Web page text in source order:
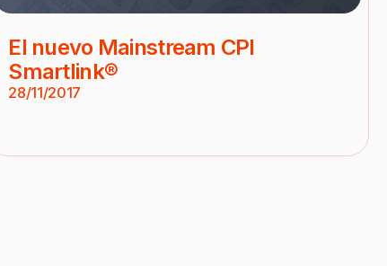
El nuevo Mainstream CPI
Smartlink®
28/11/2017